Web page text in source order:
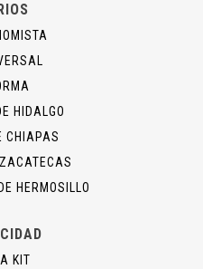
HIDALGO
CHIAPAS
HERMOSILLO
KIT